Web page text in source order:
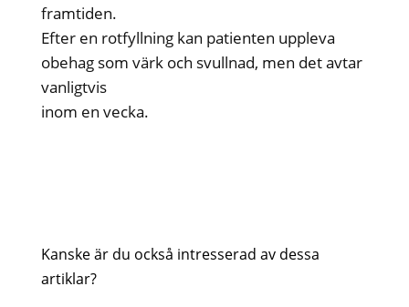
framtiden.
Efter en rotfyllning kan patienten uppleva
obehag som värk och svullnad, men det avtar
vanligtvis
inom en vecka.
Kanske är du också intresserad av dessa
artiklar?